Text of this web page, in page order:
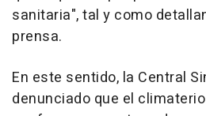
sanitaria", tal y como
prensa.
En este sentido, la Central
denunciado que el